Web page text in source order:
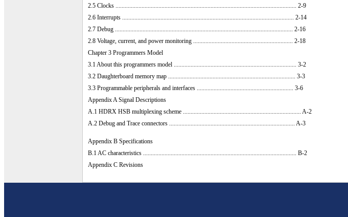
2.5 Clocks ...................................................................................................................... 2-9
2.6 Interrupts ................................................................................................................ 2-14
2.7 Debug .................................................................................................................... 2-16
2.8 Voltage, current, and power monitoring ................................................................. 2-18
Chapter 3 Programmers Model
3.1 About this programmers model ................................................................................ 3-2
3.2 Daughterboard memory map ................................................................................... 3-3
3.3 Programmable peripherals and interfaces ............................................................... 3-6
Appendix A Signal Descriptions
A.1 HDRX HSB multiplexing scheme ............................................................................. A-2
A.2 Debug and Trace connectors .................................................................................. A-3
Appendix B Specifications
B.1 AC characteristics .................................................................................................... B-2
Appendix C Revisions